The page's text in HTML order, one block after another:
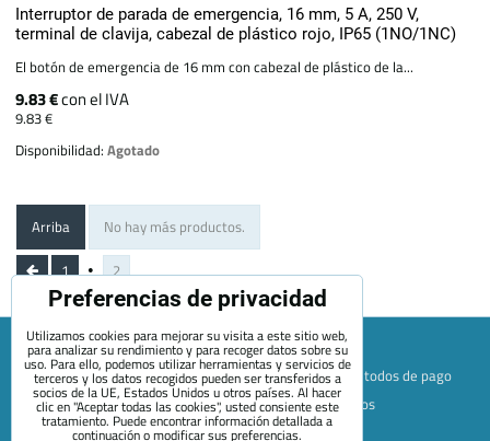
Interruptor de parada de emergencia, 16 mm, 5 A, 250 V,
terminal de clavija, cabezal de plástico rojo, IP65 (1NO/1NC)
El botón de emergencia de 16 mm con cabezal de plástico de la...
9.83 €con el IVA
9.83 €
Disponibilidad:Agotado
Arriba
No hay más productos.
1
2
Mapa de la página web Términos y condiciones
Métodos de pago
Envío y devolución
+420 722 689 252
Quiénes somos
Contacto
Blog
Preferencias de privacidad
Utilizamos cookies para mejorar su visita a este sitio web,
para analizar su rendimiento y para recoger datos sobre su
uso. Para ello, podemos utilizar herramientas y servicios de
terceros y los datos recogidos pueden ser transferidos a
socios de la UE, Estados Unidos u otros países. Al hacer
clic en "Aceptar todas las cookies", usted consiente este
tratamiento. Puede encontrar información detallada a
continuación o modificar sus preferencias.